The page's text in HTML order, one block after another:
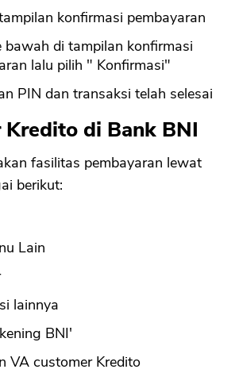
konfirmasi pembayaran
bawah di tampilan konfirmasi
lalu pilih " Konfirmasi"
PIN dan transaksi telah selesai
Kredito di Bank BNI
fasilitas pembayaran lewat
berikut:
Lain
lainnya
BNI'
VA customer Kredito